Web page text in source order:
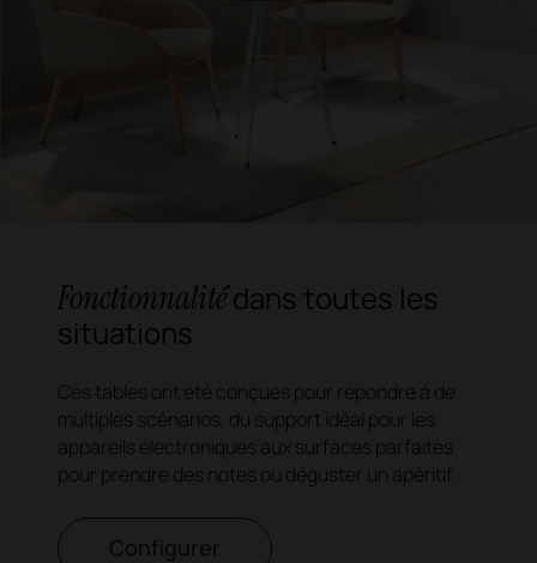
Fonctionnalitédans toutes les
situations
Ces tables ont été conçues pour répondre à de
multiples scénarios, du support idéal pour les
appareils électroniques aux surfaces parfaites
pour prendre des notes ou déguster un apéritif.
Configurer